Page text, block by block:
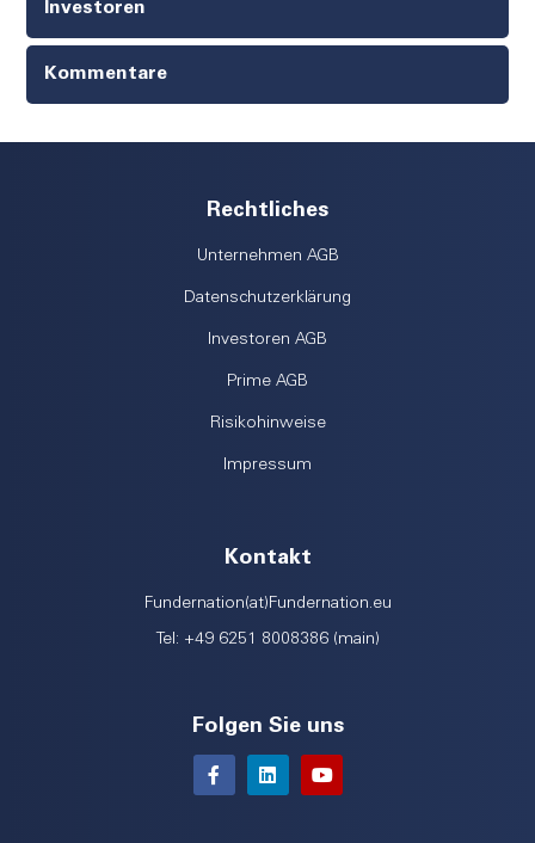
Investoren
Kommentare
Rechtliches
Unternehmen AGB
Datenschutzerklärung
Investoren AGB
Prime AGB
Risikohinweise
Impressum
Kontakt
Fundernation(at)Fundernation.eu
Tel: +49 6251 8008386 (main)
Folgen Sie uns